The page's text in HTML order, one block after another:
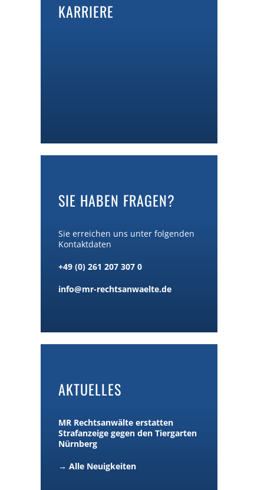
KARRIERE
SIE HABEN FRAGEN?
Sie erreichen uns unter folgenden
Kontaktdaten
+49 (0) 261 207 307 0
info@mr-rechtsanwaelte.de
AKTUELLES
MR Rechtsanwälte erstatten
Strafanzeige gegen den Tiergarten
Nürnberg
→ Alle Neuigkeiten